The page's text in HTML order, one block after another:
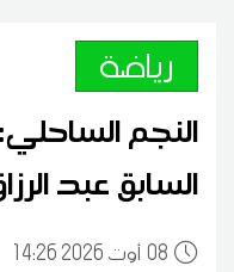
رياضة
النجم
السابق عبد
0814:26 2026 أوت